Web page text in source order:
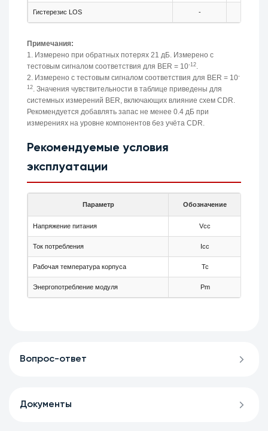
Гистерезис LOS -
Примечания:
1. Измерено при обратных потерях 21 дБ. Измерено с
тестовым сигналом соответствия для BER = 10-12.
2. Измерено с тестовым сигналом соответствия для BER = 10-
12. Значения чувствительности в таблице приведены для
системных измерений BER, включающих влияние схем CDR.
Рекомендуется добавлять запас не менее 0.4 дБ при
измерениях на уровне компонентов без учёта CDR.
Рекомендуемые условия
эксплуатации
Параметр Обозначение
Напряжение питания Vcc
Ток потребления Icc
Рабочая температура корпуса Tc
Энергопотребление модуля Pm
Вопрос-ответ
Документы